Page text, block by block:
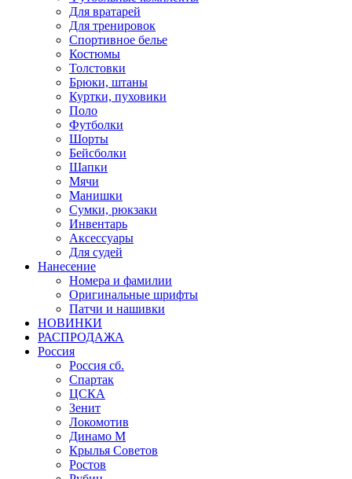
Для вратарей
Для тренировок
Спортивное белье
Костюмы
Толстовки
Брюки, штаны
Куртки, пуховики
Поло
Футболки
Шорты
Бейсболки
Шапки
Мячи
Манишки
Сумки, рюкзаки
Инвентарь
Аксессуары
Для судей
Нанесение
Номера и фамилии
Оригинальные шрифты
Патчи и нашивки
НОВИНКИ
РАСПРОДАЖА
Россия
Россия сб.
Спартак
ЦСКА
Зенит
Локомотив
Динамо М
Крылья Советов
Ростов